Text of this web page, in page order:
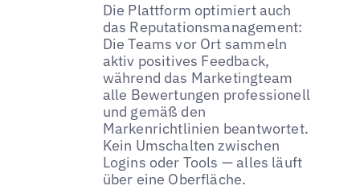
Die Plattform optimiert auch
das Reputationsmanagement:
Die Teams vor Ort sammeln
aktiv positives Feedback,
während das Marketingteam
alle Bewertungen professionell
und gemäß den
Markenrichtlinien beantwortet.
Kein Umschalten zwischen
Logins oder Tools — alles läuft
über eine Oberfläche.